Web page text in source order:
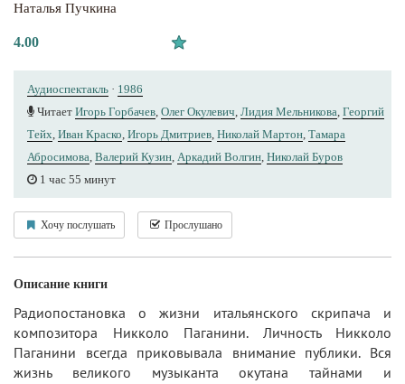
Наталья Пучкина
4.00
Аудиоспектакль · 1986
Читает Игорь Горбачев, Олег Окулевич, Лидия Мельникова, Георгий
Тейх, Иван Краско, Игорь Дмитриев, Николай Мартон, Тамара
Абросимова, Валерий Кузин, Аркадий Волгин, Николай Буров
1 час 55 минут
Хочу послушать Прослушано
Описание книги
Радиопостановка о жизни итальянского скрипача и
композитора Никколо Паганини. Личность Никколо
Паганини всегда приковывала внимание публики. Вся
жизнь великого музыканта окутана тайнами и